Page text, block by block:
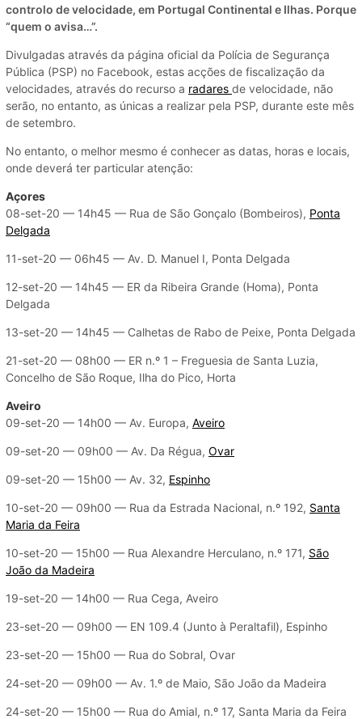
controlo de velocidade, em Portugal Continental e Ilhas. Porque
“quem o avisa…”.
Divulgadas através da página oficial da Polícia de Segurança
Pública (PSP) no Facebook, estas acções de fiscalização da
velocidades, através do recurso a radares de velocidade, não
serão, no entanto, as únicas a realizar pela PSP, durante este mês
de setembro.
No entanto, o melhor mesmo é conhecer as datas, horas e locais,
onde deverá ter particular atenção:
Açores
08-set-20 — 14h45 — Rua de São Gonçalo (Bombeiros), Ponta
Delgada
11-set-20 — 06h45 — Av. D. Manuel I, Ponta Delgada
12-set-20 — 14h45 — ER da Ribeira Grande (Homa), Ponta
Delgada
13-set-20 — 14h45 — Calhetas de Rabo de Peixe, Ponta Delgada
21-set-20 — 08h00 — ER n.º 1 – Freguesia de Santa Luzia,
Concelho de São Roque, Ilha do Pico, Horta
Aveiro
09-set-20 — 14h00 — Av. Europa, Aveiro
09-set-20 — 09h00 — Av. Da Régua, Ovar
09-set-20 — 15h00 — Av. 32, Espinho
10-set-20 — 09h00 — Rua da Estrada Nacional, n.º 192, Santa
Maria da Feira
10-set-20 — 15h00 — Rua Alexandre Herculano, n.º 171, São
João da Madeira
19-set-20 — 14h00 — Rua Cega, Aveiro
23-set-20 — 09h00 — EN 109.4 (Junto à Peraltafil), Espinho
23-set-20 — 15h00 — Rua do Sobral, Ovar
24-set-20 — 09h00 — Av. 1.º de Maio, São João da Madeira
24-set-20 — 15h00 — Rua do Amial, n.º 17, Santa Maria da Feira